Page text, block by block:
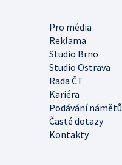
Pro média
Reklama
Studio Brno
Studio Ostrava
Rada ČT
Kariéra
Podávání námětů
Časté dotazy
Kontakty